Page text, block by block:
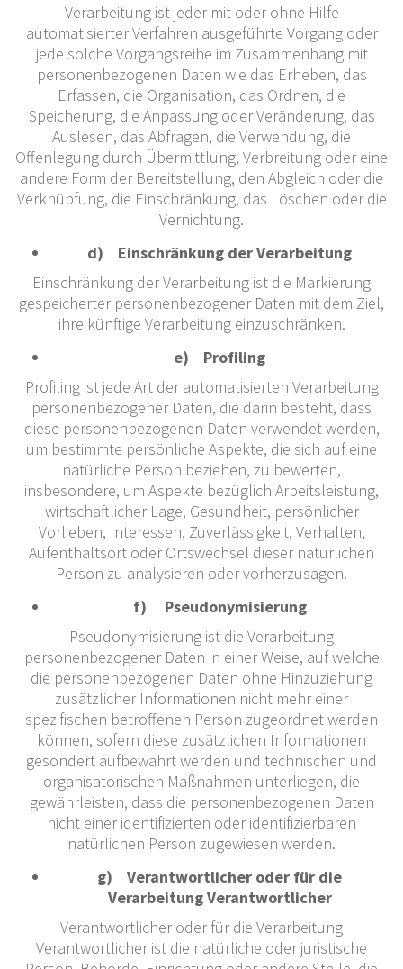
Verarbeitung ist jeder mit oder ohne Hilfe
automatisierter Verfahren ausgeführte Vorgang oder
jede solche Vorgangsreihe im Zusammenhang mit
personenbezogenen Daten wie das Erheben, das
Erfassen, die Organisation, das Ordnen, die
Speicherung, die Anpassung oder Veränderung, das
Auslesen, das Abfragen, die Verwendung, die
Offenlegung durch Übermittlung, Verbreitung oder eine
andere Form der Bereitstellung, den Abgleich oder die
Verknüpfung, die Einschränkung, das Löschen oder die
Vernichtung.
d) Einschränkung der Verarbeitung
Einschränkung der Verarbeitung ist die Markierung
gespeicherter personenbezogener Daten mit dem Ziel,
ihre künftige Verarbeitung einzuschränken.
e) Profiling
Profiling ist jede Art der automatisierten Verarbeitung
personenbezogener Daten, die darin besteht, dass
diese personenbezogenen Daten verwendet werden,
um bestimmte persönliche Aspekte, die sich auf eine
natürliche Person beziehen, zu bewerten,
insbesondere, um Aspekte bezüglich Arbeitsleistung,
wirtschaftlicher Lage, Gesundheit, persönlicher
Vorlieben, Interessen, Zuverlässigkeit, Verhalten,
Aufenthaltsort oder Ortswechsel dieser natürlichen
Person zu analysieren oder vorherzusagen.
f) Pseudonymisierung
Pseudonymisierung ist die Verarbeitung
personenbezogener Daten in einer Weise, auf welche
die personenbezogenen Daten ohne Hinzuziehung
zusätzlicher Informationen nicht mehr einer
spezifischen betroffenen Person zugeordnet werden
können, sofern diese zusätzlichen Informationen
gesondert aufbewahrt werden und technischen und
organisatorischen Maßnahmen unterliegen, die
gewährleisten, dass die personenbezogenen Daten
nicht einer identifizierten oder identifizierbaren
natürlichen Person zugewiesen werden.
g) Verantwortlicher oder für die
Verarbeitung Verantwortlicher
Verantwortlicher oder für die Verarbeitung
Verantwortlicher ist die natürliche oder juristische